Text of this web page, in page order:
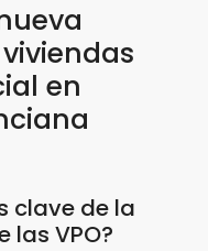
en
clave de la
las VPO?